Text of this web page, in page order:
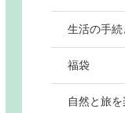
生活の手続
福袋
自然と旅